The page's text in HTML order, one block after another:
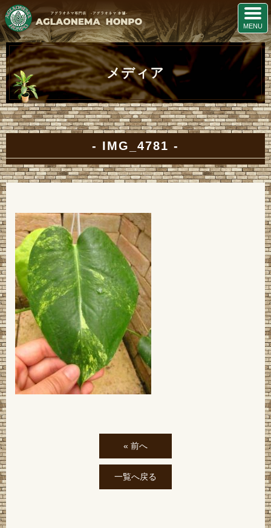
メディア
IMG_4781
« 前へ
一覧へ戻る